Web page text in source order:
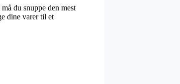
du snuppe den mest
dine varer til et